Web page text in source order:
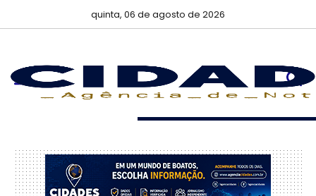
quinta, 06 de agosto de 2026